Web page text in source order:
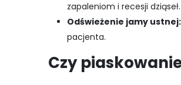
zapaleniom i recesji dziąseł.
Odświeżenie jamy ustnej:
pacjenta.
Czy